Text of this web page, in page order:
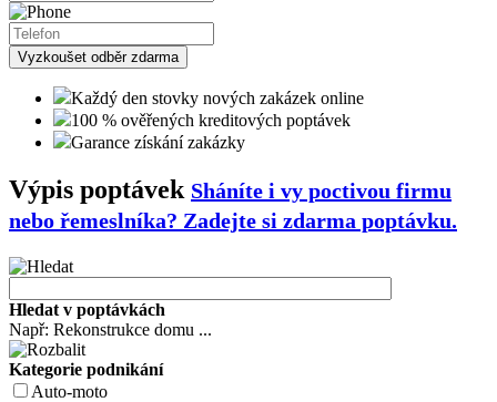
Vyzkoušet odběr zdarma
Každý den stovky nových zakázek online
100 % ověřených kreditových poptávek
Garance získání zakázky
Výpis poptávek Sháníte i vy poctivou firmu
nebo řemeslníka? Zadejte si zdarma poptávku.
Hledat v poptávkách
Např: Rekonstrukce domu ...
Kategorie podnikání
Auto-moto